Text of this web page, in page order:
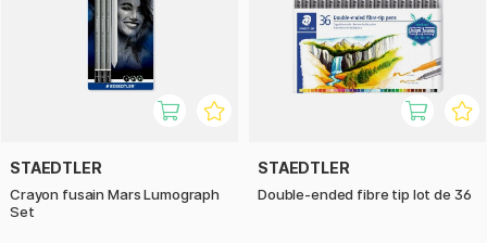
STAEDTLER
Crayon fusain Mars Lumograph
Set
STAEDTLER
Double-ended fibre tip lot de 36